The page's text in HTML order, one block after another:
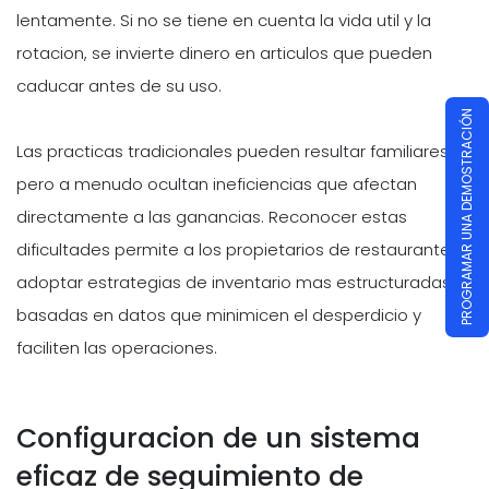
lentamente. Si no se tiene en cuenta la vida util y la
rotacion, se invierte dinero en articulos que pueden
caducar antes de su uso.
Las practicas tradicionales pueden resultar familiares,
pero a menudo ocultan ineficiencias que afectan
directamente a las ganancias. Reconocer estas
dificultades permite a los propietarios de restaurantes
adoptar estrategias de inventario mas estructuradas y
basadas en datos que minimicen el desperdicio y
faciliten las operaciones.
Configuracion de un sistema
eficaz de seguimiento de
PROGRAMAR UNA DEMOSTRACIÓN